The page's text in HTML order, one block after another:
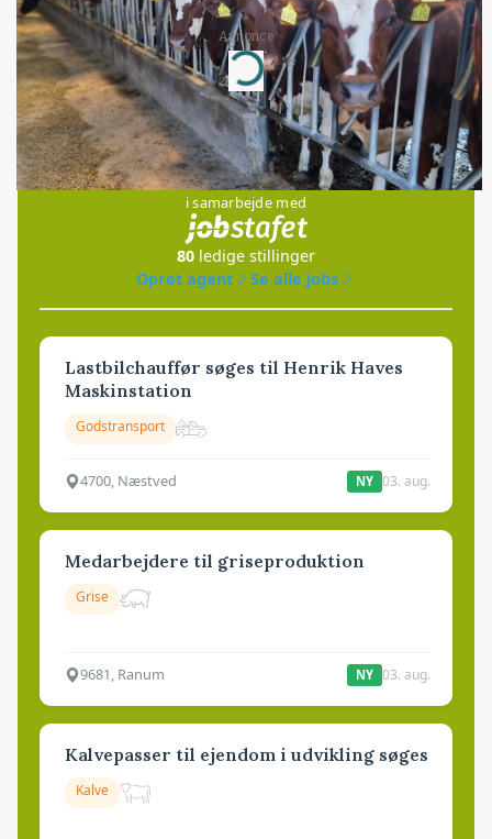
Annonce
Loading...
Jobs
i samarbejde med
80 ledige stillinger
Opret agent
Se alle jobs
Lastbilchauffør søges til Henrik Haves
Maskinstation
Godstransport
4700, Næstved NY 03. aug.
Medarbejdere til griseproduktion
Grise
9681, Ranum NY 03. aug.
Kalvepasser til ejendom i udvikling søges
Kalve